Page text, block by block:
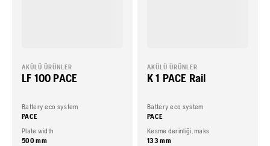
AKÜLÜ ÜRÜNLER
LF 100 PACE
Battery eco system
PACE
Plate width
500 mm
AKÜLÜ ÜRÜNLER
K 1 PACE Rail
Battery eco system
PACE
Kesme derinliği, maks
133 mm